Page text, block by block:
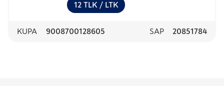
12 TLK / LTK
KUPA 9008700128605 SAP 20851784